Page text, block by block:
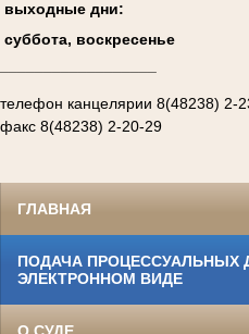
выходные дни:
суббота, воскресенье
телефон канцелярии 8(48238) 2-
факс 8(48238) 2-20-29
ГЛАВНАЯ
ПОДАЧА ПРОЦЕССУАЛЬНЫХ
ЭЛЕКТРОННОМ ВИДЕ